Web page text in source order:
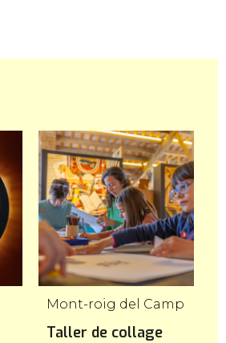
Mont-roig del Camp
Taller de collage